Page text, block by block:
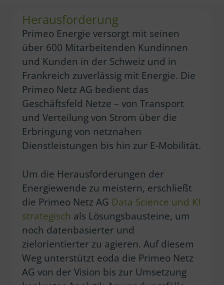
Herausforderung
Primeo Energie versorgt mit seinen
über 600 Mitarbeitenden Kundinnen
und Kunden in der Schweiz und in
Frankreich zuverlässig mit Energie. Die
Primeo Netz AG bedient das
Geschäftsfeld Netze – von Transport
und Verteilung von Strom über die
Erbringung von netznahen
Dienstleistungen bis hin zur E-Mobilität.
Um die Herausforderungen der
Energiewende zu meistern, erschließt
die Primeo Netz AG Data Science und KI
strategisch als Lösungsbausteine, um
noch datenbasierter und
zielorientierter zu agieren. Auf diesem
Weg unterstützt eoda die Primeo Netz
AG von der Vision bis zur Umsetzung